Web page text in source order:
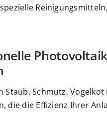
Staub, Schmutz,
die die Effizienz Ihrer